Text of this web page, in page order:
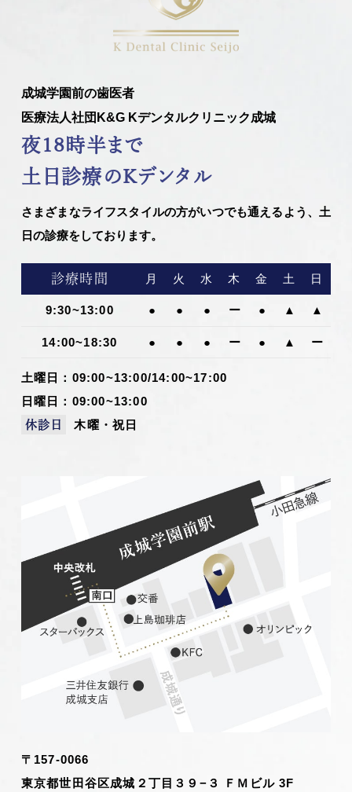
成城学園前の歯医者
医療法人社団K&G Kデンタルクリニック成城
夜18時半まで
土日診療のKデンタル
さまざまなライフスタイルの方がいつでも通えるよう、土
日の診療をしております。
診療時間 月 火 水 木 金 土 日
9:30~13:00 ● ● ● ー ● ▲ ▲
14:00~18:30 ● ● ● ー ● ▲ ー
土曜日：09:00~13:00/14:00~17:00
日曜日：09:00~13:00
休診日 木曜・祝日
〒157-0066
東京都世田谷区成城２丁目３９−３ ＦＭビル 3F